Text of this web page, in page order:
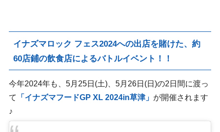
イナズマロック フェス2024への出店を賭けた、 約
60店鋪の飲食店によるバトルイベント！！
今年2024年も、5月25日(土)、5月26日(日)の2日間に渡っ
て
「イナズマフードGP XL 2024in草津」 が開催されます
♪